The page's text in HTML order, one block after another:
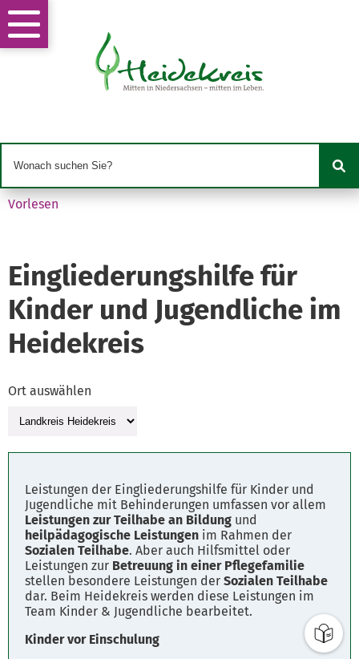
Vorlesen
Eingliederungshilfe für
Kinder und Jugendliche im
Heidekreis
Leistungen der Eingliederungshilfe für Kinder und
Jugendliche mit Behinderungen umfassen vor allem
Leistungen zur Teilhabe an Bildung und
heilpädagogische Leistungen im Rahmen der
Sozialen Teilhabe. Aber auch Hilfsmittel oder
Leistungen zur Betreuung in einer Pflegefamilie
stellen besondere Leistungen der Sozialen Teilhabe
dar. Beim Heidekreis werden diese Leistungen im
Team Kinder & Jugendliche bearbeitet.
Kinder vor Einschulung
Ort auswählen